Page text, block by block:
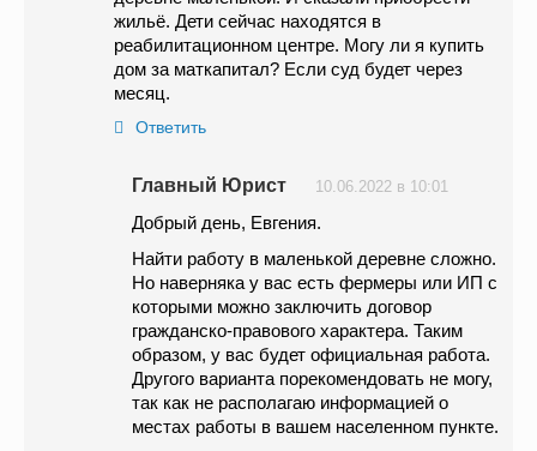
жильё. Дети сейчас находятся в
реабилитационном центре. Могу ли я купить
дом за маткапитал? Если суд будет через
месяц.
Ответить
Главный Юрист 10.06.2022 в 10:01
Добрый день, Евгения.
Найти работу в маленькой деревне сложно.
Но наверняка у вас есть фермеры или ИП с
которыми можно заключить договор
гражданско-правового характера. Таким
образом, у вас будет официальная работа.
Другого варианта порекомендовать не могу,
так как не располагаю информацией о
местах работы в вашем населенном пункте.